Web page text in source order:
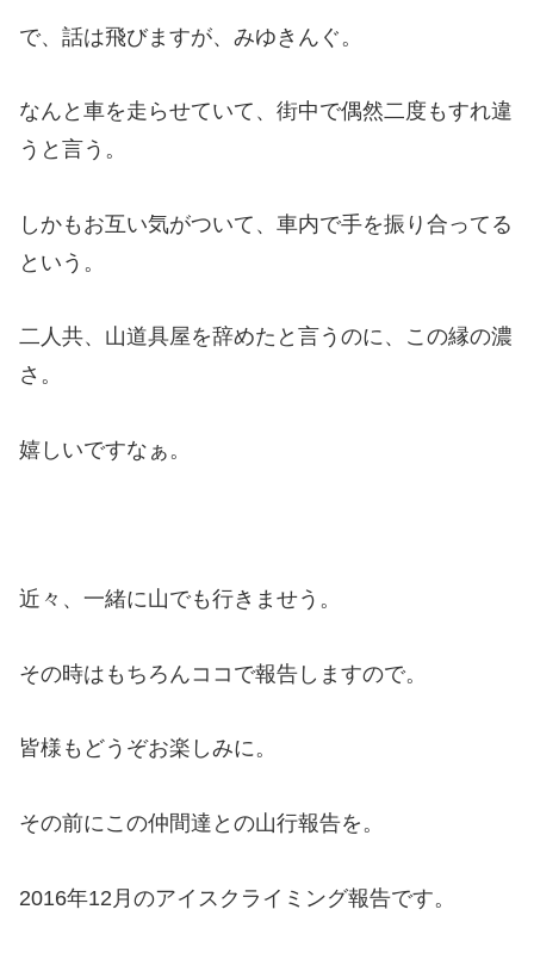
で、話は飛びますが、みゆきんぐ。
なんと車を走らせていて、街中で偶然二度もすれ違
うと言う。
しかもお互い気がついて、車内で手を振り合ってる
という。
二人共、山道具屋を辞めたと言うのに、この縁の濃
さ。
嬉しいですなぁ。
近々、一緒に山でも行きませう。
その時はもちろんココで報告しますので。
皆様もどうぞお楽しみに。
その前にこの仲間達との山行報告を。
2016年12月のアイスクライミング報告です。